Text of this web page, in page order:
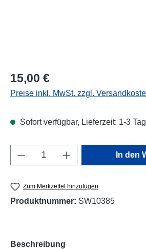
Regulärer Preis:
15,00 €
Preise inkl. MwSt. zzgl.
Sofort verfügbar, Lieferzeit: 1-3
Produkt Anzahl: Gib den
In den
Zum Merkzettel hinzufügen
Produktnummer: SW10385
Beschreibung